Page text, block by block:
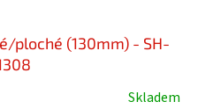
ploché (130mm) - SH-
Skladem